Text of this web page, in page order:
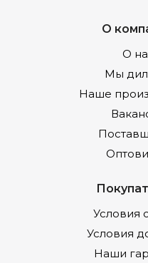
О
О
Мы
Наше
Условия
Условия
Наши